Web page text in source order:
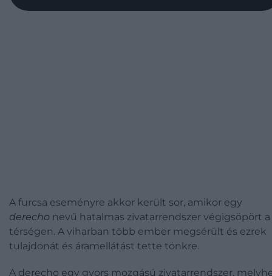
A furcsa eseményre akkor került sor, amikor egy
derecho nevű hatalmas zivatarrendszer végigsöpört a
térségen. A viharban több ember megsérült és ezrek
tulajdonát és áramellátást tette tönkre.
A derecho egy gyors mozgású zivatarrendszer,